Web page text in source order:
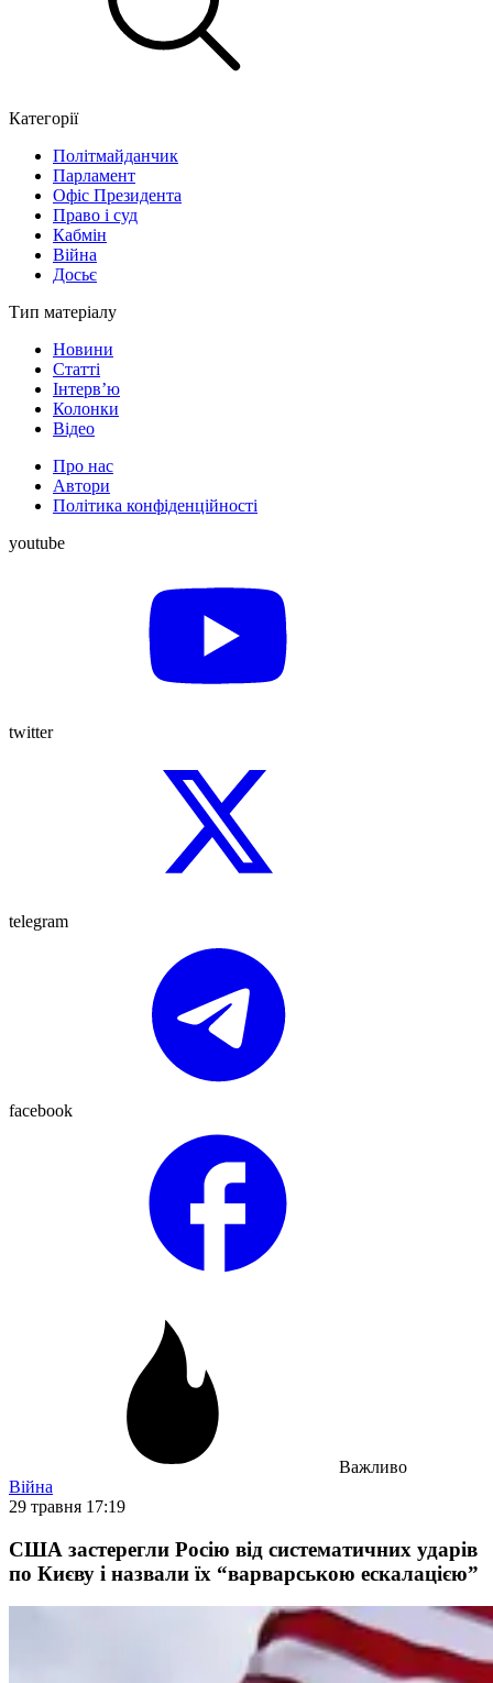
Категорії
Політмайданчик
Парламент
Офіс Президента
Право і суд
Кабмін
Війна
Досьє
Тип матеріалу
Новини
Статті
Інтерв’ю
Колонки
Відео
Про нас
Автори
Політика конфіденційності
youtube
twitter
telegram
facebook
Важливо
Війна
29 травня 17:19
США застерегли Росію від систематичних ударів
по Києву і назвали їх “варварською ескалацією”